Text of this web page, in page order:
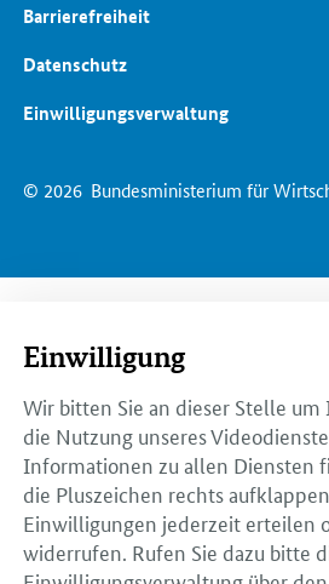
© 2026 Bundesministerium für
Barrierefreiheit
Datenschutz
Einwilligungsverwaltung
Einwilligung
Wir bitten Sie an dieser Stelle
die Nutzung unseres
Informationen zu allen Diensten
die Pluszeichen rechts
Einwilligungen jederzeit erteilen
widerrufen. Rufen Sie dazu bitte